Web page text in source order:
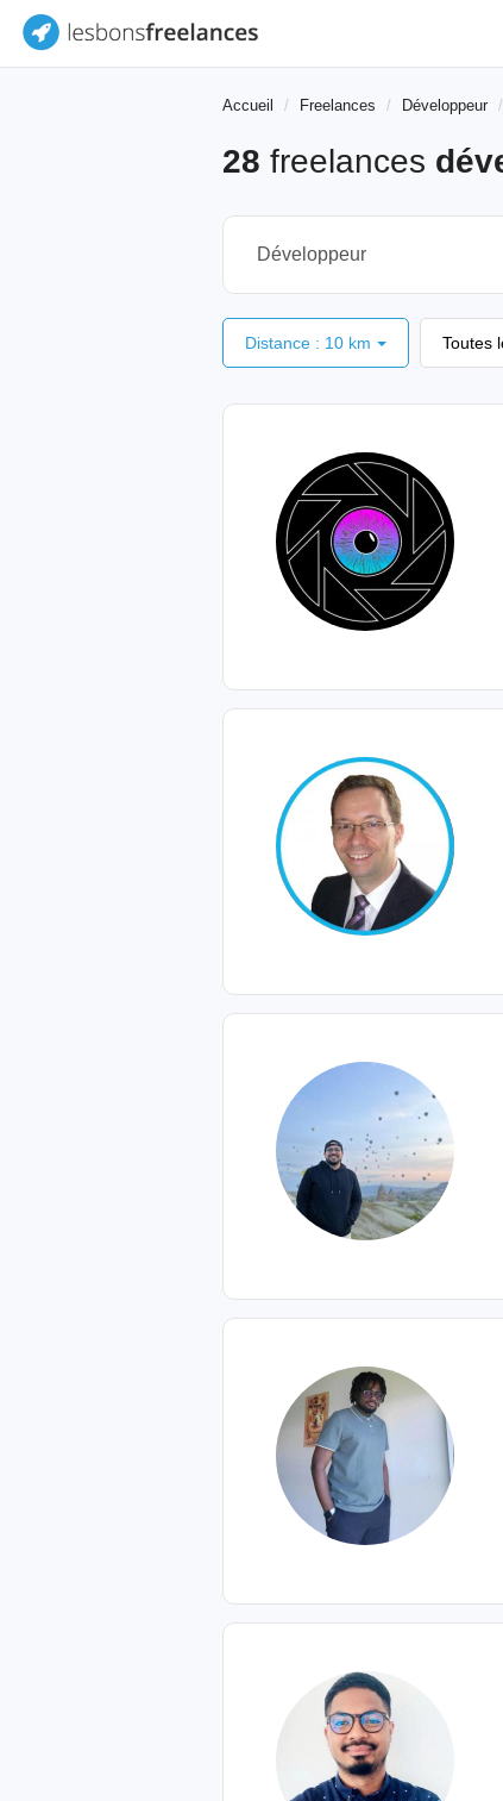
Accueil Freelances Développeur
28 freelances
Distance : 10 km Toutes